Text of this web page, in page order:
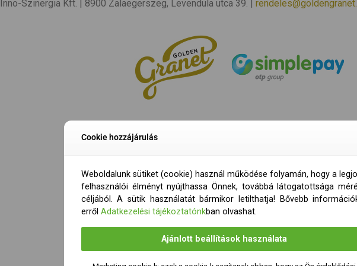
Inno-Szinergia Kft. | 8900 Zalaegerszeg, Levendula utca 39. |
Cookie hozzájárulás
Weboldalunk sütiket (cookie) használ működése folyamán, hogy a
felhasználói élményt nyújthassa Önnek, továbbá látogatottsága
céljából. A sütik használatát bármikor letilthatja! Bővebb
erről Adatkezelési tájékoztatónkban olvashat.
Ajánlott beállítások használata